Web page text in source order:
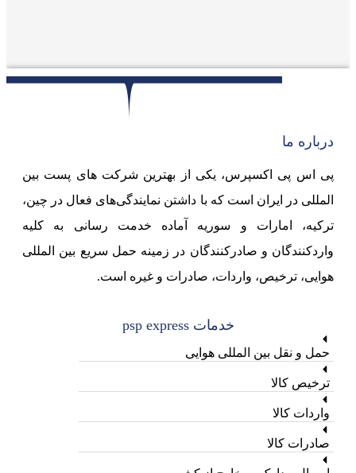
درباره ما
پی اس پی اکسپرس، یکی از بهترین شرکت های پست بین
المللی در ایران است که با داشتن نمایندگی‌های فعال در چین،
ترکیه، امارات و سوریه آماده خدمت رسانی به کلیه
واردکنندگان و صادرکنندگان در زمینه حمل سریع بین المللی
هوایی، ترخیص، واردات، صادرات و غیره است.
خدمات psp express
حمل و نقل بین المللی هوایی
ترخیص کالا
واردات کالا
صادرات کالا